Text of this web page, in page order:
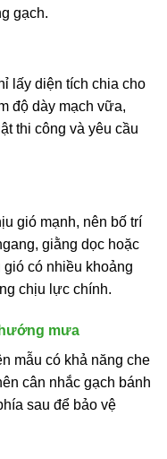
gạch.
lấy diện tích chia cho
độ dày mạch vữa,
thi công và yêu cầu
gió mạnh, nên bố trí
giằng dọc hoặc
có nhiều khoảng
chịu lực chính.
mưa
mẫu có khả năng che
cân nhắc gạch bánh
sau để bảo vệ